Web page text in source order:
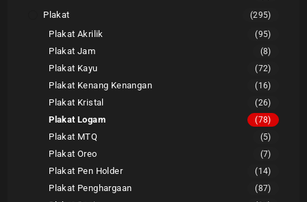
Plakat (295)
Plakat Akrilik (95)
Plakat Jam (8)
Plakat Kayu (72)
Plakat Kenang Kenangan (16)
Plakat Kristal (26)
Plakat Logam (78)
Plakat MTQ (5)
Plakat Oreo (7)
Plakat Pen Holder (14)
Plakat Penghargaan (87)